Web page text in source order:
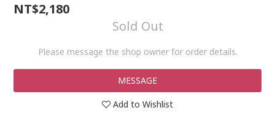
NT$2,180
Sold Out
Please message the shop owner for order details.
MESSAGE
Add to Wishlist